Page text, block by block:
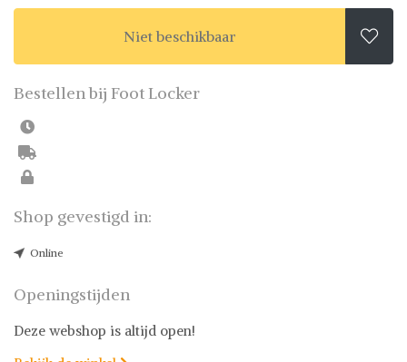
Niet beschikbaar 
Bestellen bij Foot Locker
Shop gevestigd in:
Online
Openingstijden
Deze webshop is altijd open!